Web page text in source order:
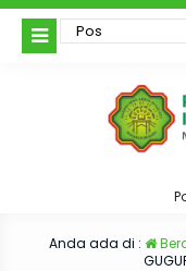
Anda ada di :